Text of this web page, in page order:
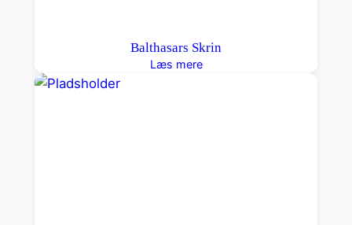
Balthasars Skrin
Læs mere